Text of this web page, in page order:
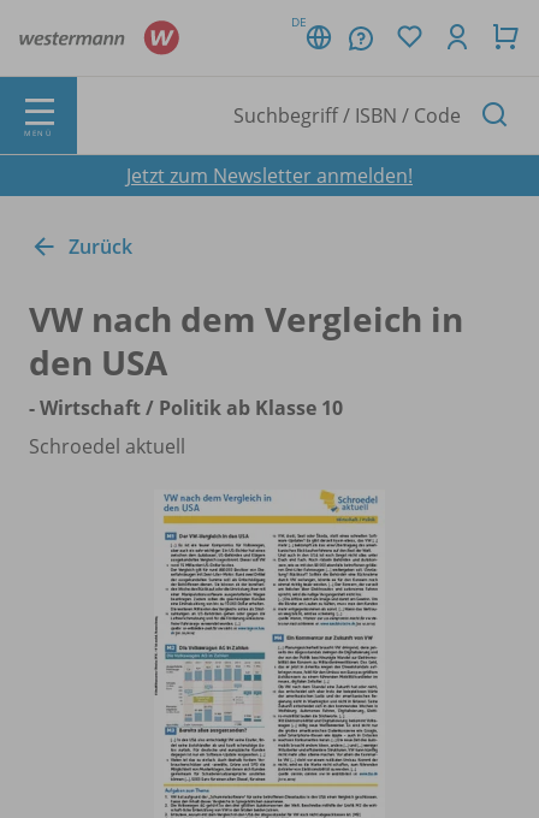
DE
MENÜ
Jetzt zum Newsletter anmelden!
Zurück
VW nach dem Vergleich in
den USA
- Wirtschaft / Politik ab Klasse 10
Schroedel aktuell